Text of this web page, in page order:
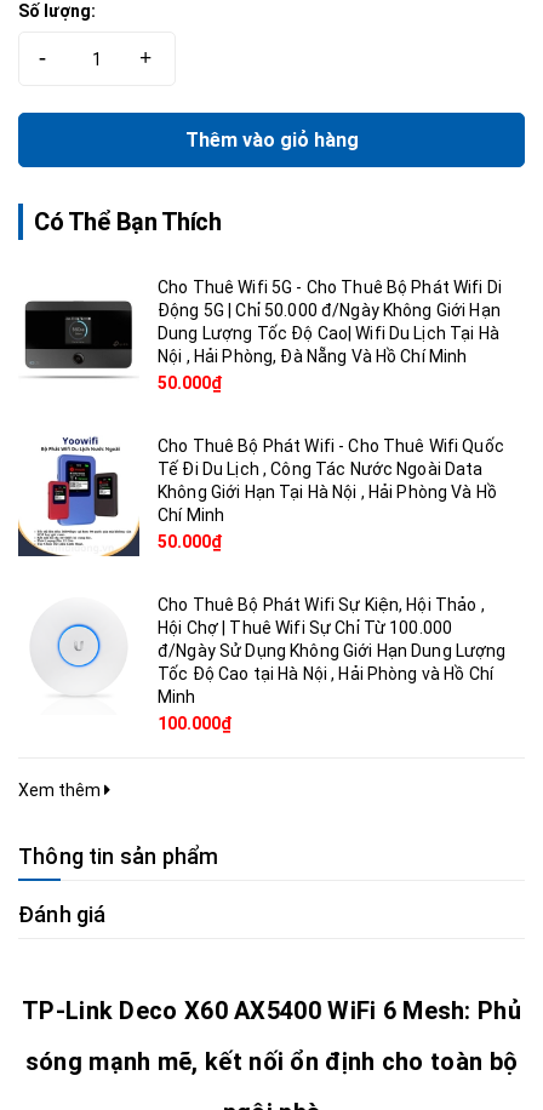
Số lượng:
- +
Thêm vào giỏ hàng
Có Thể Bạn Thích
Cho Thuê Wifi 5G - Cho Thuê Bộ Phát Wifi Di
Động 5G | Chỉ 50.000 đ/Ngày Không Giới Hạn
Dung Lượng Tốc Độ Cao| Wifi Du Lịch Tại Hà
Nội , Hải Phòng, Đà Nẵng Và Hồ Chí Minh
50.000₫
Cho Thuê Bộ Phát Wifi - Cho Thuê Wifi Quốc
Tế Đi Du Lịch , Công Tác Nước Ngoài Data
Không Giới Hạn Tại Hà Nội , Hải Phòng Và Hồ
Chí Minh
50.000₫
Cho Thuê Bộ Phát Wifi Sự Kiện, Hội Thảo ,
Hội Chợ | Thuê Wifi Sự Chỉ Từ 100.000
đ/Ngày Sử Dụng Không Giới Hạn Dung Lượng
Tốc Độ Cao tại Hà Nội , Hải Phòng và Hồ Chí
Minh
100.000₫
Xem thêm
Thông tin sản phẩm
Đánh giá
TP-Link Deco X60 AX5400 WiFi 6 Mesh: Phủ
sóng mạnh mẽ, kết nối ổn định cho toàn bộ